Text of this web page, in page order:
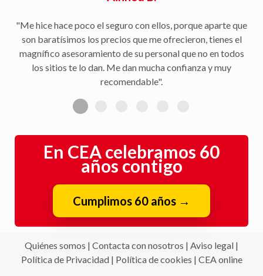
"Me hice hace poco el seguro con ellos, porque aparte que
son baratísimos los precios que me ofrecieron, tienes el
magnífico asesoramiento de su personal que no en todos
los sitios te lo dan. Me dan mucha confianza y muy
recomendable".
En CEA celebramos 60
años contigo
Cumplimos 60 años →
Quiénes somos | Contacta con nosotros | Aviso legal |
Política de Privacidad| Política de cookies | CEA online